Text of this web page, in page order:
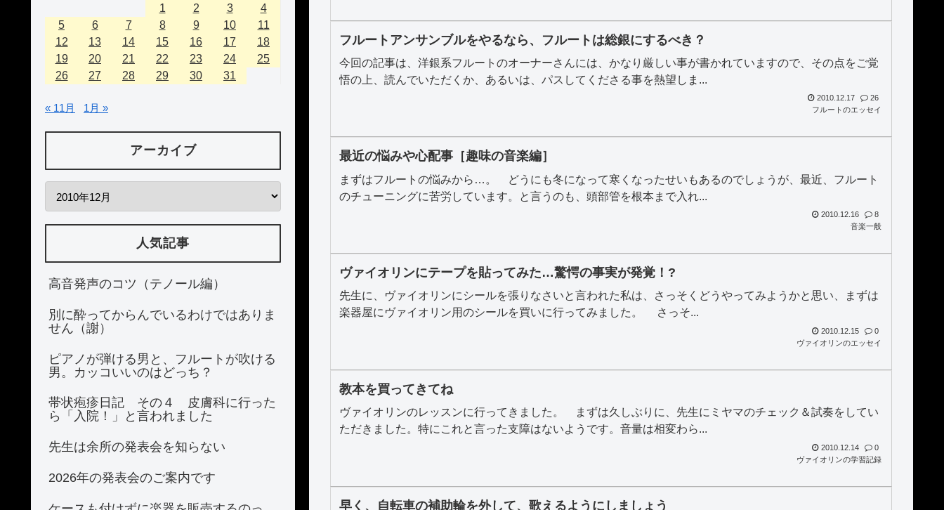
フルートアンサンブルをやるなら、フルートは総銀にするべき？
今回の記事は、洋銀系フルートのオーナーさんには、かなり厳しい事が書かれていますので、その点をご覚
悟の上、読んでいただくか、あるいは、パスしてくださる事を熱望しま...
2010.12.17
26
フルートのエッセイ
最近の悩みや心配事［趣味の音楽編］
まずはフルートの悩みから…。 どうにも冬になって寒くなったせいもあるのでしょうが、最近、フルート
のチューニングに苦労しています。と言うのも、頭部管を根本まで入れ...
2010.12.16
8
音楽一般
ヴァイオリンにテープを貼ってみた…驚愕の事実が発覚！?
先生に、ヴァイオリンにシールを張りなさいと言われた私は、さっそくどうやってみようかと思い、まずは
楽器屋にヴァイオリン用のシールを買いに行ってみました。 さっそ...
2010.12.15
0
ヴァイオリンのエッセイ
教本を買ってきてね
ヴァイオリンのレッスンに行ってきました。 まずは久しぶりに、先生にミヤマのチェック＆試奏をしてい
ただきました。特にこれと言った支障はないようです。音量は相変わら...
2010.12.14
0
ヴァイオリンの学習記録
早く、自転車の補助輪を外して、歌えるようにしましょう
1 2 3
4
5
6 7 8 9 10
11
12
13 14 15 16 17
18
19
20 21 22 23 24
25
26
27 28 29 30 31
« 11月 1月 »
アーカイブ
人気記事
高音発声のコツ（テノール編）
別に酔ってからんでいるわけではありま
せん（謝）
ピアノが弾ける男と、フルートが吹ける
男。カッコいいのはどっち？
帯状疱疹日記 その４ 皮膚科に行った
ら「入院！」と言われました
先生は余所の発表会を知らない
2026年の発表会のご案内です